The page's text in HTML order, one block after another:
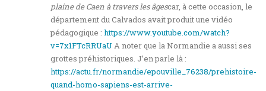
plaine de Caen à travers les âgescar, à cette occasion, le
département du Calvados avait produit une vidéo
pédagogique : https://www.youtube.com/watch?
v=7x1FTcRRUaU A noter que la Normandie a aussi ses
grottes préhistoriques. J’en parle là :
https://actu.fr/normandie/epouville_76238/prehistoire-
quand-homo-sapiens-est-arrive-